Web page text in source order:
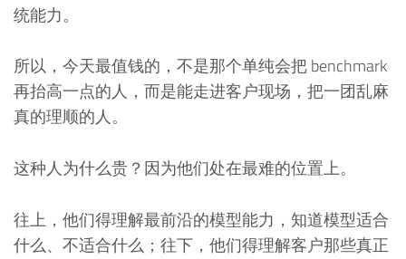
统能力。
所以，今天最值钱的，不是那个单纯会把 benchmark
再抬高一点的人，而是能走进客户现场，把一团乱麻
真的理顺的人。
这种人为什么贵？因为他们处在最难的位置上。
往上，他们得理解最前沿的模型能力，知道模型适合
什么、不适合什么；往下，他们得理解客户那些真正